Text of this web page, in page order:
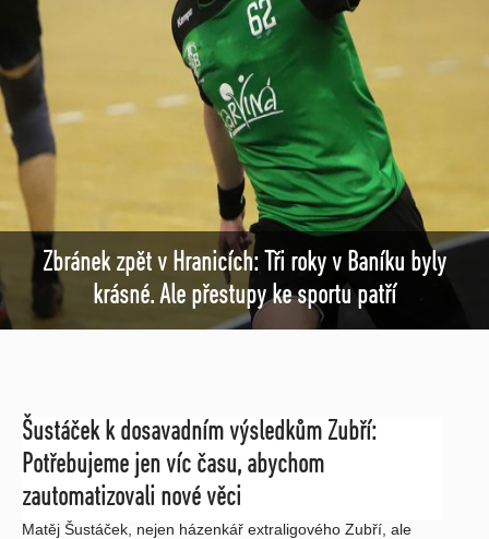
Zbránek zpět v Hranicích: Tři roky v Baníku byly
krásné. Ale přestupy ke sportu patří
Šustáček k dosavadním výsledkům Zubří:
Potřebujeme jen víc času, abychom
zautomatizovali nové věci
Matěj Šustáček, nejen házenkář extraligového Zubří, ale